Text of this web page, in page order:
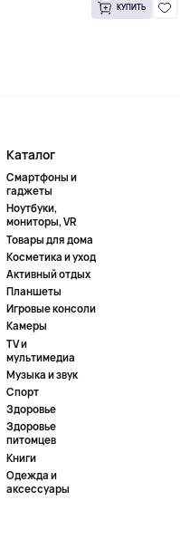
КУПИТЬ
Каталог
Смартфоны и
гаджеты
Ноутбуки,
мониторы, VR
Товары для дома
Косметика и уход
Активный отдых
Планшеты
Игровые консоли
Камеры
TV и
мультимедиа
Музыка и звук
Спорт
Здоровье
Здоровье
питомцев
Книги
Одежда и
аксессуары